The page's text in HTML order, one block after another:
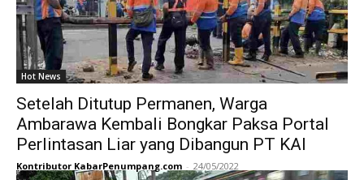
Hot News
Setelah Ditutup Permanen, Warga
Ambarawa Kembali Bongkar Paksa Portal
Perlintasan Liar yang Dibangun PT KAI
Kontributor KabarPenumpang.com - 24/05/2022